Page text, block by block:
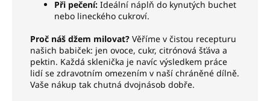
Při pečení: Ideální náplň do kynutých buchet
nebo lineckého cukroví.
Proč náš džem milovat? Věříme v čistou recepturu
našich babiček: jen ovoce, cukr, citrónová šťáva a
pektin. Každá sklenička je navíc výsledkem práce
lidí se zdravotním omezením v naší chráněné dílně.
Vaše nákup tak chutná dvojnásob dobře.